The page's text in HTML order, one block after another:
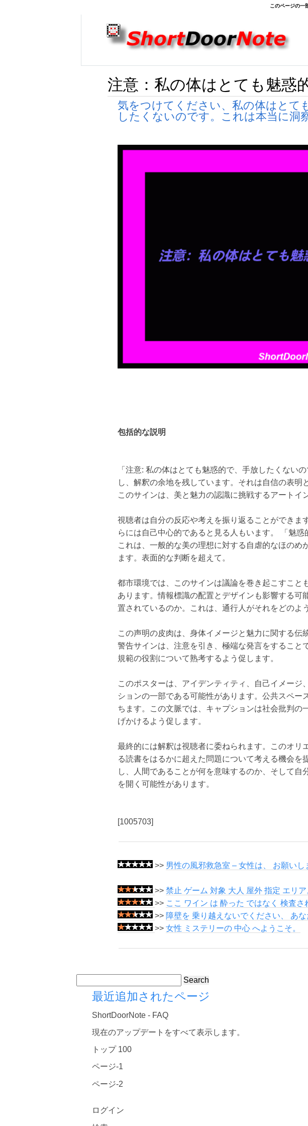
注意：私の体はとても魅惑
気をつけてください、私の体はとて
したくないのです。これは本当に洞
包括的な説明
「注意: 私の体はとても魅惑的で、手放したくない
し、解釈の余地を残しています。それは自信の表明
このサインは、美と魅力の認識に挑戦するアートイ
視聴者は自分の反応や考えを振り返ることができま
らには自己中心的であると見る人もいます。 「魅
これは、一般的な美の理想に対する自虐的なほの
ます。表面的な判断を超えて。
都市環境では、このサインは議論を巻き起こすこと
あります。情報標識の配置とデザインも影響する
置されているのか。これは、通行人がそれをどのよ
この声明の皮肉は、身体イメージと魅力に関する
警告サインは、注意を引き、極端な発言をするこ
規範の役割について熟考するよう促します。
このポスターは、アイデンティティ、自己イメー
ションの一部である可能性があります。公共スペ
ちます。この文脈では、キャプションは社会批判
げかけるよう促します。
最終的には解釈は視聴者に委ねられます。このオリ
る読書をはるかに超えた問題について考える機会
し、人間であることが何を意味するのか、そして
を開く可能性があります。
[1005703]
>> 男性の風邪救急室 – 女性は、 お願いし
>> 禁止 ゲーム 対象 大人 屋外 指定 エリア
>> ここ ワイン は 酔った ではなく 検査さ
>> 障壁を 乗り越えないでください、 あな
>> 女性 ミステリーの 中心 へようこそ。
Search
最近追加されたページ
ShortDoorNote - FAQ
現在のアップデートをすべて表示します。
トップ 100
ページ-1
ページ-2
ログイン